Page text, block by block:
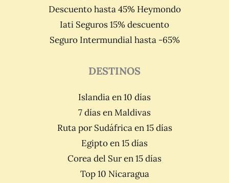
Descuento hasta 45% Heymondo
Iati Seguros 15% descuento
Seguro Intermundial hasta -65%
DESTINOS
Islandia en 10 días
7 días en Maldivas
Ruta por Sudáfrica en 15 días
Egipto en 15 días
Corea del Sur en 15 días
Top 10 Nicaragua